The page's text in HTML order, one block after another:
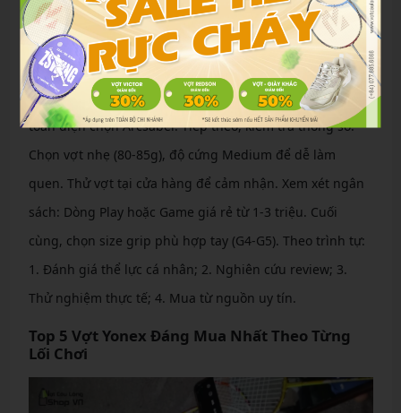
Hướng Dẫn Chọn Mua Vợt Yonex Phù Hợp Cho
Người Mới Chơi
Đối với người mới, hãy bắt đầu bằng việc xác định lối
chơi: Tấn công chọn Astrox, phòng thủ chọn Nanoflare,
toàn diện chọn Arcsaber. Tiếp theo, kiểm tra thông số:
Chọn vợt nhẹ (80-85g), độ cứng Medium để dễ làm
quen. Thử vợt tại cửa hàng để cảm nhận. Xem xét ngân
sách: Dòng Play hoặc Game giá rẻ từ 1-3 triệu. Cuối
cùng, chọn size grip phù hợp tay (G4-G5). Theo trình tự:
1. Đánh giá thể lực cá nhân; 2. Nghiên cứu review; 3.
Thử nghiệm thực tế; 4. Mua từ nguồn uy tín.
Top 5 Vợt Yonex Đáng Mua Nhất Theo Từng
Lối Chơi